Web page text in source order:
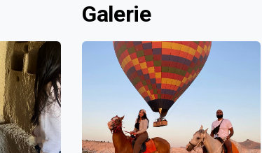
Galerie